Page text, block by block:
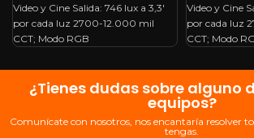
Video y Cine Salida: 746 lux a 3,3′
por cada luz 2700-12.000 mil
CCT; Modo RGB
Video y Cine
por cada luz
CCT; Modo
¿Tienes dudas sobre alguno
equipos?
Comunícate con nosotros, nos encantaría resolver
tengas.